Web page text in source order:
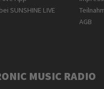
SUNSHINE LIVE
AGB
MUSIC RADIO